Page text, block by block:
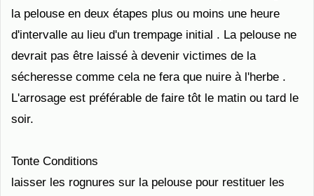
la pelouse en deux étapes plus ou moins une heure
d'intervalle au lieu d'un trempage initial . La pelouse ne
devrait pas être laissé à devenir victimes de la
sécheresse comme cela ne fera que nuire à l'herbe .
L'arrosage est préférable de faire tôt le matin ou tard le
soir.
Tonte Conditions
laisser les rognures sur la pelouse pour restituer les